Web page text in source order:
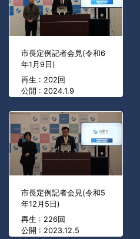
市長定例記者会見(令和6
年1月9日)
再生 : 202回
公開 : 2024.1.9
市長定例記者会見(令和5
年12月5日)
再生 : 226回
公開 : 2023.12.5